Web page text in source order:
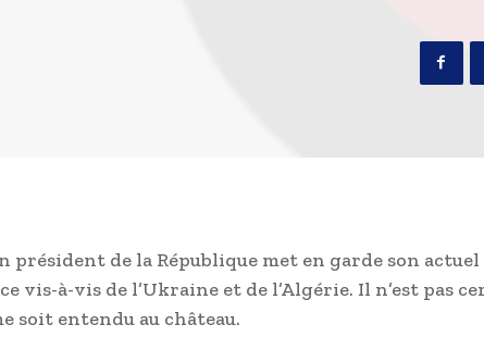
président de la République met en garde son
vis-à-vis de l’Ukraine et de l’Algérie. Il n’est pas
soit entendu au château.